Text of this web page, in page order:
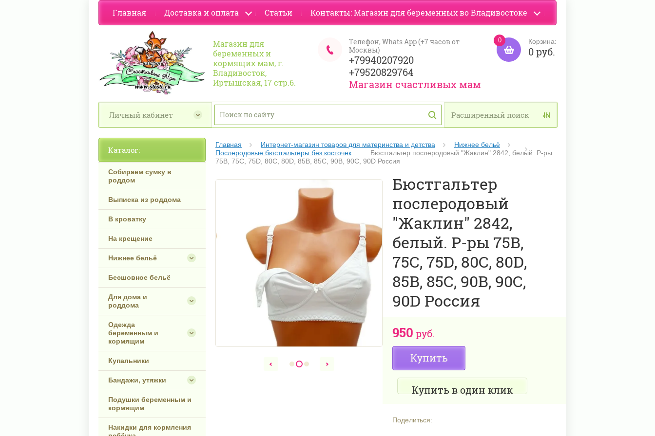
Магазин для
беременных и
кормящих мам, г.
Владивосток,
Иртышская, 17 стр.6.
0 Корзина:
0 руб.
Телефон, Whats App (+7 часов от
Москвы)
+79940207920
+79520829764
Магазин счастливых мам
Главная Доставка и оплата Статьи Контакты: Магазин для беременных во Владивостоке
Личный кабинет Расширенный поиск
Главная Интернет-магазин товаров для материнства и детства
Нижнее бельё
Послеродовые бюстгальтеры без косточек
Бюстгальтер послеродовый "Жаклин" 2842, белый. Р-ры
75В, 75C, 75D, 80C, 80D, 85В, 85С, 90В, 90C, 90D Россия
Бюстгальтер
послеродовый
"Жаклин" 2842,
белый. Р-ры 75В,
75C, 75D, 80C, 80D,
85В, 85С, 90В, 90C,
90D Россия
950 руб.
Купить
Купить в один клик
Поделиться:
Каталог:
Собираем сумку в
роддом
Выписка из роддома
В кроватку
На крещение
Нижнее бельё
Бесшовное бельё
Для дома и
роддома
Одежда
беременным и
кормящим
Купальники
Бандажи, утяжки
Подушки беременным и
кормящим
Накидки для кормления